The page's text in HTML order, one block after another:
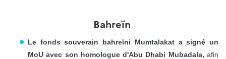
Bahreïn
Le fonds souverain bahreïni Mumtalakat a signé un
MoU avec son homologue d'Abu Dhabi Mubadala, afin